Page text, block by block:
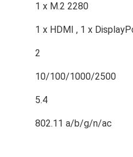
1 x M.2 2280
1 x HDMI , 1 x
2
10/100/1000/2500
5.4
802.11 a/b/g/n/ac